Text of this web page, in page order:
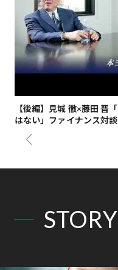
【後編】見城 徹×藤田 晋
はない」ファイナンス対談
STORY